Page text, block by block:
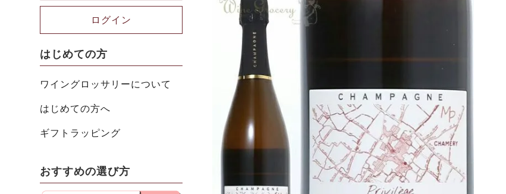
ログイン
はじめての方
ワイングロッサリーについて
はじめての方へ
ギフトラッピング
おすすめの選び方